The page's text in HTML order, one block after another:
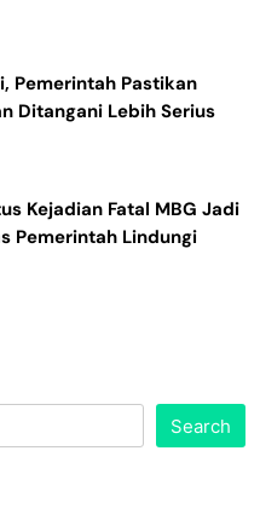
Pemerintah Pastikan
Ditangani Lebih Serius
Kejadian Fatal MBG Jadi
Pemerintah Lindungi
Search